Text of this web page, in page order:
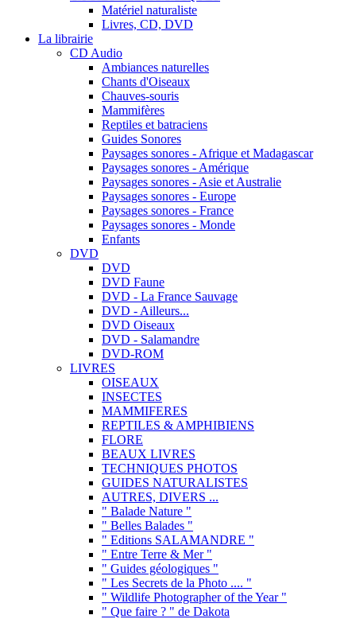
Matériel naturaliste
Livres, CD, DVD
La librairie
CD Audio
Ambiances naturelles
Chants d'Oiseaux
Chauves-souris
Mammifères
Reptiles et batraciens
Guides Sonores
Paysages sonores - Afrique et Madagascar
Paysages sonores - Amérique
Paysages sonores - Asie et Australie
Paysages sonores - Europe
Paysages sonores - France
Paysages sonores - Monde
Enfants
DVD
DVD
DVD Faune
DVD - La France Sauvage
DVD - Ailleurs...
DVD Oiseaux
DVD - Salamandre
DVD-ROM
LIVRES
OISEAUX
INSECTES
MAMMIFERES
REPTILES & AMPHIBIENS
FLORE
BEAUX LIVRES
TECHNIQUES PHOTOS
GUIDES NATURALISTES
AUTRES, DIVERS ...
" Balade Nature "
" Belles Balades "
" Editions SALAMANDRE "
" Entre Terre & Mer "
" Guides géologiques "
" Les Secrets de la Photo .... "
" Wildlife Photographer of the Year "
" Que faire ? " de Dakota